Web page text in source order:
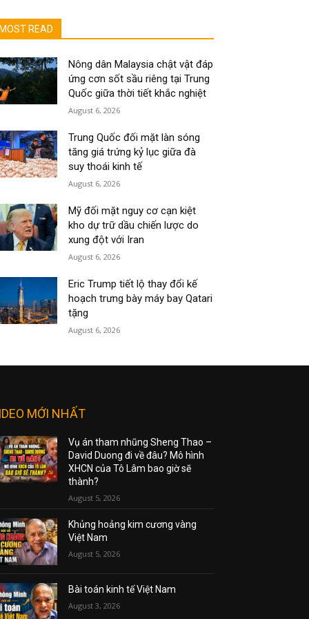
MOST READ
Nông dân Malaysia chật vật đáp
ứng cơn sốt sầu riêng tại Trung
Quốc giữa thời tiết khắc nghiệt
August 6, 2026
Trung Quốc đối mặt làn sóng
tăng giá trứng kỷ lục giữa đà
suy thoái kinh tế
August 6, 2026
Mỹ đối mặt nguy cơ cạn kiệt
kho dự trữ dầu chiến lược do
xung đột với Iran
August 6, 2026
Eric Trump tiết lộ thay đổi kế
hoạch trưng bày máy bay Qatari
tặng
August 6, 2026
MỚI NHẤT
Vụ án tham nhũng Sheng Thao –
David Duong đi về đâu? Mô hình
XHCN của Tô Lâm bao giờ sẽ
thành?
August 5, 2026
Khủng hoảng kim cương vàng
Việt Nam
August 5, 2026
Bài toán kinh tế Việt Nam
August 3, 2026